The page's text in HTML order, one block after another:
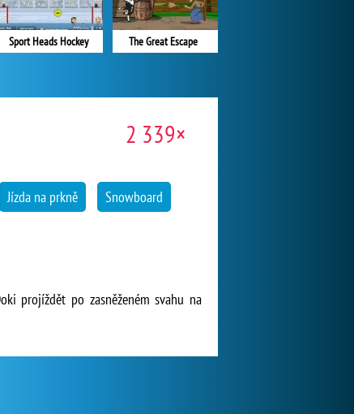
The Great Escape
Sport Heads Hockey
2 339×
Jízda na prkně Snowboard
projíždět po zasněženém svahu na